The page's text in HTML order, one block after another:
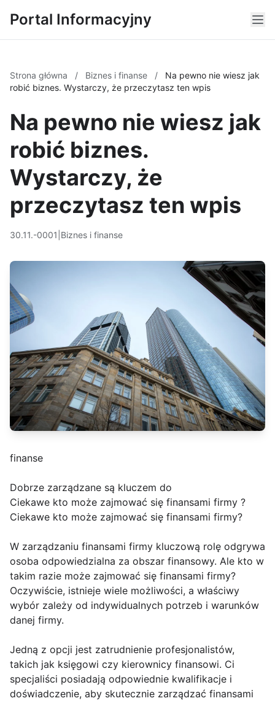
Portal Informacyjny
Strona główna / Biznes i finanse /
Na pewno nie wiesz jak
robić biznes. Wystarczy, że przeczytasz ten wpis
Na pewno nie wiesz jak
robić biznes.
Wystarczy, że
przeczytasz ten wpis
30.11.-0001 Biznes i finanse
finanse
Dobrze zarządzane są kluczem do
Ciekawe kto może zajmować się finansami firmy ?
Ciekawe kto może zajmować się finansami firmy?
W zarządzaniu finansami firmy kluczową rolę odgrywa
osoba odpowiedzialna za obszar finansowy. Ale kto w
takim razie może zajmować się finansami firmy?
Oczywiście, istnieje wiele możliwości, a właściwy
wybór zależy od indywidualnych potrzeb i warunków
danej firmy.
Jedną z opcji jest zatrudnienie profesjonalistów,
takich jak księgowi czy kierownicy finansowi. Ci
specjaliści posiadają odpowiednie kwalifikacje i
doświadczenie, aby skutecznie zarządzać finansami